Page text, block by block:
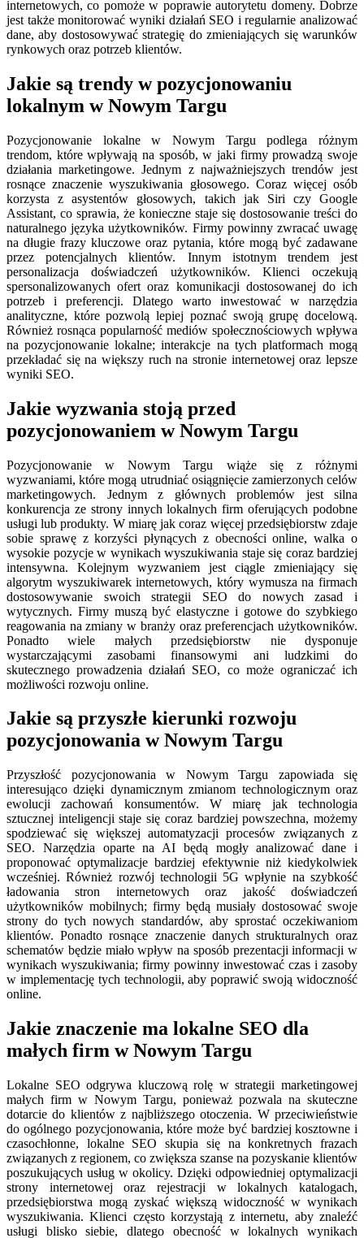
internetowych, co pomoże w poprawie autorytetu domeny. Dobrze
jest także monitorować wyniki działań SEO i regularnie analizować
dane, aby dostosowywać strategię do zmieniających się warunków
rynkowych oraz potrzeb klientów.
Jakie są trendy w pozycjonowaniu
lokalnym w Nowym Targu
Pozycjonowanie lokalne w Nowym Targu podlega różnym
trendom, które wpływają na sposób, w jaki firmy prowadzą swoje
działania marketingowe. Jednym z najważniejszych trendów jest
rosnące znaczenie wyszukiwania głosowego. Coraz więcej osób
korzysta z asystentów głosowych, takich jak Siri czy Google
Assistant, co sprawia, że konieczne staje się dostosowanie treści do
naturalnego języka użytkowników. Firmy powinny zwracać uwagę
na długie frazy kluczowe oraz pytania, które mogą być zadawane
przez potencjalnych klientów. Innym istotnym trendem jest
personalizacja doświadczeń użytkowników. Klienci oczekują
spersonalizowanych ofert oraz komunikacji dostosowanej do ich
potrzeb i preferencji. Dlatego warto inwestować w narzędzia
analityczne, które pozwolą lepiej poznać swoją grupę docelową.
Również rosnąca popularność mediów społecznościowych wpływa
na pozycjonowanie lokalne; interakcje na tych platformach mogą
przekładać się na większy ruch na stronie internetowej oraz lepsze
wyniki SEO.
Jakie wyzwania stoją przed
pozycjonowaniem w Nowym Targu
Pozycjonowanie w Nowym Targu wiąże się z różnymi
wyzwaniami, które mogą utrudniać osiągnięcie zamierzonych celów
marketingowych. Jednym z głównych problemów jest silna
konkurencja ze strony innych lokalnych firm oferujących podobne
usługi lub produkty. W miarę jak coraz więcej przedsiębiorstw zdaje
sobie sprawę z korzyści płynących z obecności online, walka o
wysokie pozycje w wynikach wyszukiwania staje się coraz bardziej
intensywna. Kolejnym wyzwaniem jest ciągle zmieniający się
algorytm wyszukiwarek internetowych, który wymusza na firmach
dostosowywanie swoich strategii SEO do nowych zasad i
wytycznych. Firmy muszą być elastyczne i gotowe do szybkiego
reagowania na zmiany w branży oraz preferencjach użytkowników.
Ponadto wiele małych przedsiębiorstw nie dysponuje
wystarczającymi zasobami finansowymi ani ludzkimi do
skutecznego prowadzenia działań SEO, co może ograniczać ich
możliwości rozwoju online.
Jakie są przyszłe kierunki rozwoju
pozycjonowania w Nowym Targu
Przyszłość pozycjonowania w Nowym Targu zapowiada się
interesująco dzięki dynamicznym zmianom technologicznym oraz
ewolucji zachowań konsumentów. W miarę jak technologia
sztucznej inteligencji staje się coraz bardziej powszechna, możemy
spodziewać się większej automatyzacji procesów związanych z
SEO. Narzędzia oparte na AI będą mogły analizować dane i
proponować optymalizacje bardziej efektywnie niż kiedykolwiek
wcześniej. Również rozwój technologii 5G wpłynie na szybkość
ładowania stron internetowych oraz jakość doświadczeń
użytkowników mobilnych; firmy będą musiały dostosować swoje
strony do tych nowych standardów, aby sprostać oczekiwaniom
klientów. Ponadto rosnące znaczenie danych strukturalnych oraz
schematów będzie miało wpływ na sposób prezentacji informacji w
wynikach wyszukiwania; firmy powinny inwestować czas i zasoby
w implementację tych technologii, aby poprawić swoją widoczność
online.
Jakie znaczenie ma lokalne SEO dla
małych firm w Nowym Targu
Lokalne SEO odgrywa kluczową rolę w strategii marketingowej
małych firm w Nowym Targu, ponieważ pozwala na skuteczne
dotarcie do klientów z najbliższego otoczenia. W przeciwieństwie
do ogólnego pozycjonowania, które może być bardziej kosztowne i
czasochłonne, lokalne SEO skupia się na konkretnych frazach
związanych z regionem, co zwiększa szanse na pozyskanie klientów
poszukujących usług w okolicy. Dzięki odpowiedniej optymalizacji
strony internetowej oraz rejestracji w lokalnych katalogach,
przedsiębiorstwa mogą zyskać większą widoczność w wynikach
wyszukiwania. Klienci często korzystają z internetu, aby znaleźć
usługi blisko siebie, dlatego obecność w lokalnych wynikach